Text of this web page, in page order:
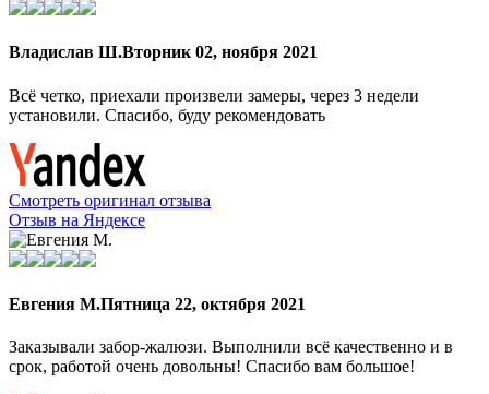
Владислав Ш.Вторник 02, ноября 2021
Всё четко, приехали произвели замеры, через 3 недели
установили. Спасибо, буду рекомендовать
Смотреть оригинал отзыва
Отзыв на Яндексе
Евгения М.Пятница 22, октября 2021
Заказывали забор-жалюзи. Выполнили всё качественно и в
срок, работой очень довольны! Спасибо вам большое!